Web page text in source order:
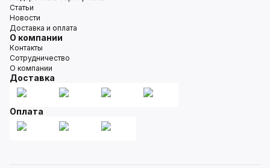
Статьи
Новости
Доставка и оплата
О компании
Контакты
Сотрудничество
О компании
Доставка
Оплата